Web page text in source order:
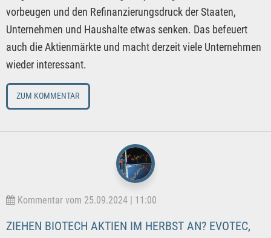
vorbeugen und den Refinanzierungsdruck der Staaten,
Unternehmen und Haushalte etwas senken. Das befeuert
auch die Aktienmärkte und macht derzeit viele Unternehmen
wieder interessant.
ZUM KOMMENTAR
Kommentar vom 25.09.2024 | 11:00
ZIEHEN BIOTECH AKTIEN IM HERBST AN? EVOTEC,